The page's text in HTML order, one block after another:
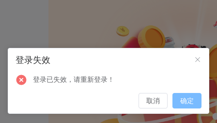
登录失效
登录已失效，请重新登录！
取消 确定